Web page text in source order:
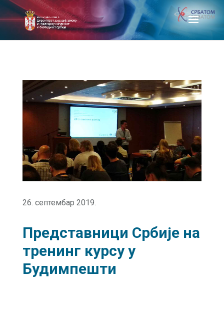
26. септембар 2019.
Представници Србије на
тренинг курсу у
Будимпешти